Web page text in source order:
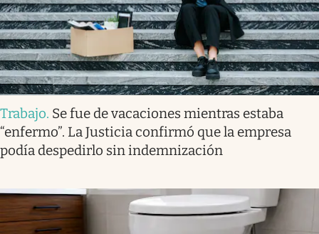
Trabajo. Se fue de vacaciones mientras estaba
“enfermo”. La Justicia confirmó que la empresa
podía despedirlo sin indemnización